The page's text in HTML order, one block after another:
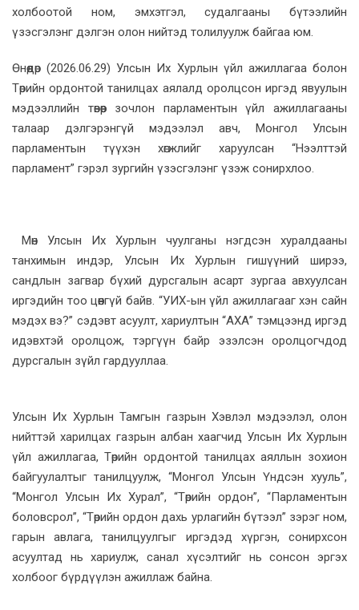
холбоотой ном, эмхэтгэл, судалгааны бүтээлийн
үзэсгэлэнг дэлгэн олон нийтэд толилуулж байгаа юм.
Өнөөдөр (2026.06.29) Улсын Их Хурлын үйл ажиллагаа болон
Төрийн ордонтой танилцах аялалд оролцсон иргэд явуулын
мэдээллийн төвөөр зочлон парламентын үйл ажиллагааны
талаар дэлгэрэнгүй мэдээлэл авч, Монгол Улсын
парламентын түүхэн хөгжлийг харуулсан “Нээлттэй
парламент” гэрэл зургийн үзэсгэлэнг үзэж сонирхлоо.
Мөн Улсын Их Хурлын чуулганы нэгдсэн хуралдааны
танхимын индэр, Улсын Их Хурлын гишүүний ширээ,
сандлын загвар бүхий дурсгалын асарт зургаа авхуулсан
иргэдийн тоо цөөнгүй байв. “УИХ-ын үйл ажиллагааг хэн сайн
мэдэх вэ?” сэдэвт асуулт, хариултын “АХА” тэмцээнд иргэд
идэвхтэй оролцож, тэргүүн байр эзэлсэн оролцогчдод
дурсгалын зүйл гардууллаа.
Улсын Их Хурлын Тамгын газрын Хэвлэл мэдээлэл, олон
нийттэй харилцах газрын албан хаагчид Улсын Их Хурлын
үйл ажиллагаа, Төрийн ордонтой танилцах аяллын зохион
байгуулалтыг танилцуулж, “Монгол Улсын Үндсэн хууль”,
“Монгол Улсын Их Хурал”, “Төрийн ордон”, “Парламентын
боловсрол”, “Төрийн ордон дахь урлагийн бүтээл” зэрэг ном,
гарын авлага, танилцуулгыг иргэдэд хүргэн, сонирхсон
асуултад нь хариулж, санал хүсэлтийг нь сонсон эргэх
холбоог бүрдүүлэн ажиллаж байна.